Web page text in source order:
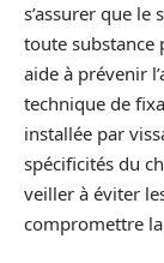
s’assurer que
toute substance
aide à prévenir
technique de
installée par
spécificités du
veiller à éviter
compromettre